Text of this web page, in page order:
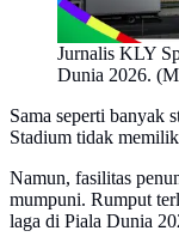
Jurnalis KLY
Dunia 2026.
Sama seperti banyak
Stadium tidak
Namun, fasilitas
mumpuni. Rumput
laga di Piala Dunia